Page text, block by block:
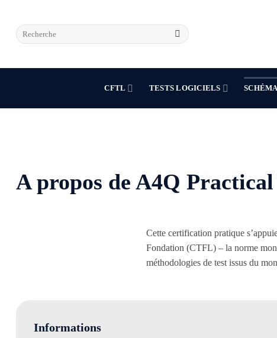
content
CFTL TESTS LOGICIELS
A propos de A4Q Practical
Cette certification pratique
Fondation (CTFL) – la norme
méthodologies de test issus du
Informations